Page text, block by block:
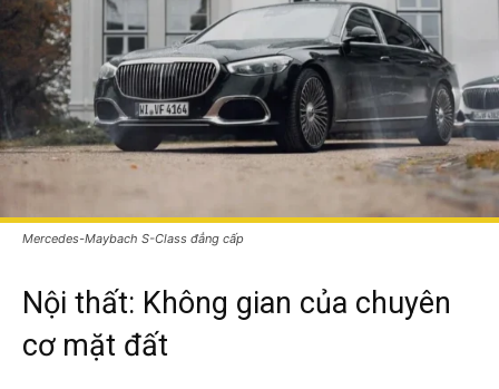
Mercedes-Maybach S-Class đẳng cấp
Nội thất: Không gian của chuyên
cơ mặt đất